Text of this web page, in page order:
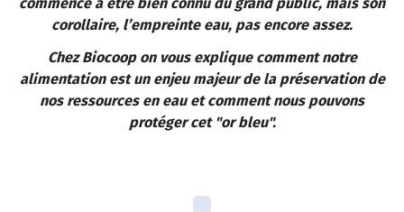
corollaire, l’empreinte eau, pas encore assez.
Chez Biocoop on vous explique comment notre
alimentation est un enjeu majeur de la préservation de
nos ressources en eau et comment nous pouvons
protéger cet "or bleu".